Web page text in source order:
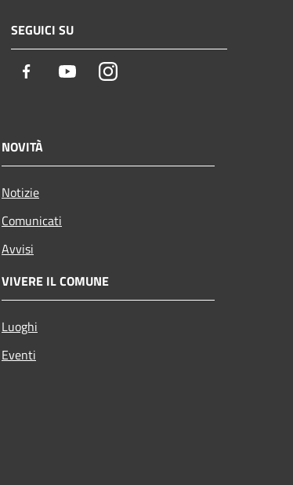
SEGUICI SU
Facebook YoutubeInstagram
NOVITÀ
Notizie
Comunicati
Avvisi
VIVERE IL COMUNE
Luoghi
Eventi